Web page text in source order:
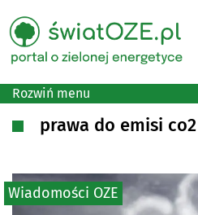
Rozwiń menu
prawa do emisi co2
Wiadomości OZE